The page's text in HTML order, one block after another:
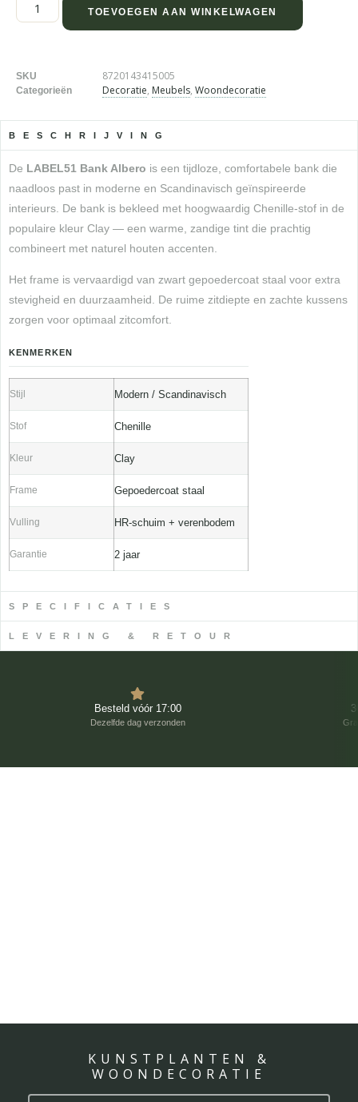
TOEVOEGEN AAN WINKELWAGEN
SKU 8720143415005
Categorieën Decoratie, Meubels, Woondecoratie
BESCHRIJVING
De LABEL51 Bank Albero is een tijdloze, comfortabele bank die
naadloos past in moderne en Scandinavisch geïnspireerde
interieurs. De bank is bekleed met hoogwaardig Chenille-stof in de
populaire kleur Clay — een warme, zandige tint die prachtig
combineert met naturel houten accenten.
Het frame is vervaardigd van zwart gepoedercoat staal voor extra
stevigheid en duurzaamheid. De ruime zitdiepte en zachte kussens
zorgen voor optimaal zitcomfort.
KENMERKEN
Stijl Modern / Scandinavisch
Stof Chenille
Kleur Clay
Frame Gepoedercoat staal
Vulling HR-schuim + verenbodem
Garantie 2 jaar
SPECIFICATIES
LEVERING & RETOUR
Besteld vóór 17:00
Dezelfde dag verzonden
KUNSTPLANTEN &
WOONDECORATIE